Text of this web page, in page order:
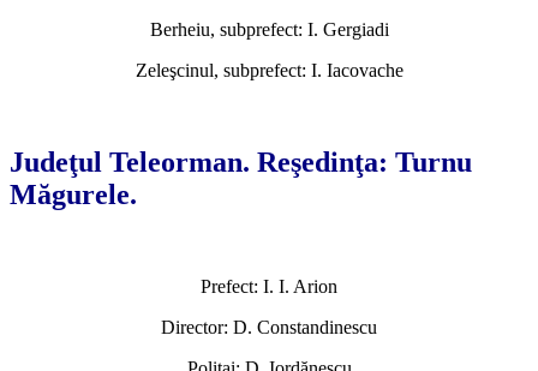
Berheiu, subprefect: I. Gergiadi
Zeleşcinul, subprefect: I. Iacovache
Judeţul Teleorman. Reşedinţa: Turnu
Măgurele.
Prefect: I. I. Arion
Director: D. Constandinescu